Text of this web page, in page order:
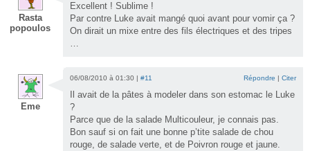
Rasta
popoulos
Excellent ! Sublime !
Par contre Luke avait mangé quoi avant pour vomir ça ?
On dirait un mixe entre des fils électriques et des tripes
…
Eme
06/08/2010 à 01:30 | #11 Répondre | Citer
Il avait de la pâtes à modeler dans son estomac le Luke
?
Parce que de la salade Multicouleur, je connais pas.
Bon sauf si on fait une bonne p’tite salade de chou
rouge, de salade verte, et de Poivron rouge et jaune.